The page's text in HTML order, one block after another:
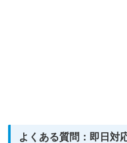
よくある質問：即日対